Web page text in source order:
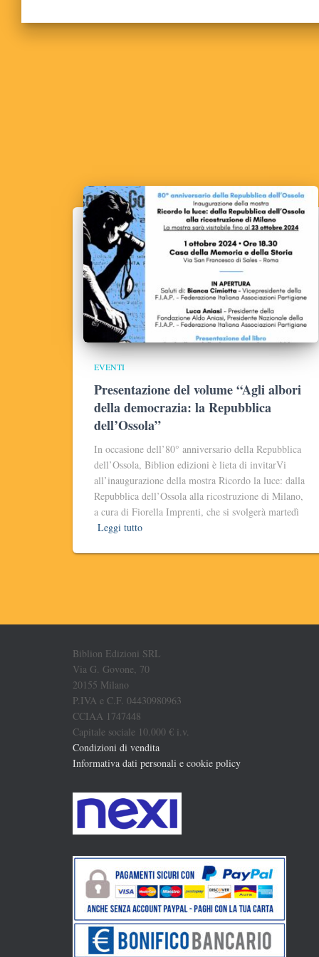
EVENTI
Presentazione del volume “Agli albori
della democrazia: la Repubblica
dell’Ossola”
In occasione dell’80° anniversario della Repubblica
dell’Ossola, Biblion edizioni è lieta di invitarVi
all’inaugurazione della mostra Ricordo la luce: dalla
Repubblica dell’Ossola alla ricostruzione di Milano,
a cura di Fiorella Imprenti, che si svolgerà martedì
Leggi tutto
Biblion Edizioni SRL
Via G. Govone, 70
20155 Milano
P.IVA e C.F. 04430980963
CCIAA 1747448
Capitale sociale 10.000 € i.v.
Condizioni di vendita
Informativa dati personali e cookie policy